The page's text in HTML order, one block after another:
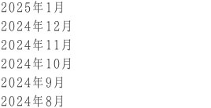
2025年1月
2024年12月
2024年11月
2024年10月
2024年9月
2024年8月